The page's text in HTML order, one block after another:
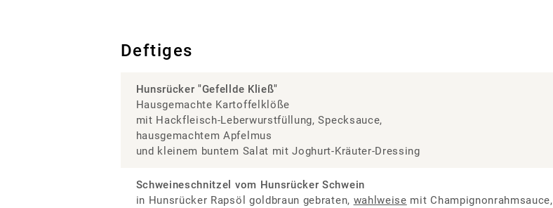
Deftiges
Hunsrücker "Gefellde Kließ"
Hausgemachte Kartoffelklöße
mit Hackfleisch-Leberwurstfüllung, Specksauce,
hausgemachtem Apfelmus
und kleinem buntem Salat mit Joghurt-Kräuter-Dressing
Schweineschnitzel vom Hunsrücker Schwein
in Hunsrücker Rapsöl goldbraun gebraten, wahlweise mit Champignonrahmsauce,